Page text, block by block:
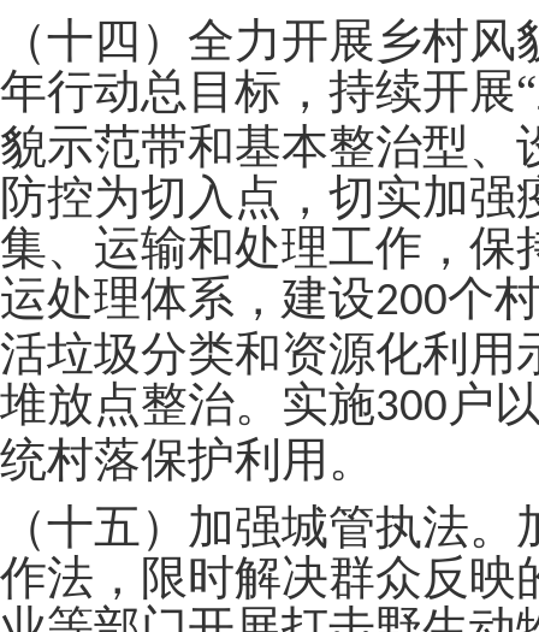
（十四）全力开展乡村
年行动总目标，持续开展“
貌示范带和基本整治型、
防控为切入点，切实加
集、运输和处理工作，保
运处理体系，建设200个
活垃圾分类和资源化利用
堆放点整治。实施300 户
统村落保护利用。
（十五）加强城管执法
作法，限时解决群众反映